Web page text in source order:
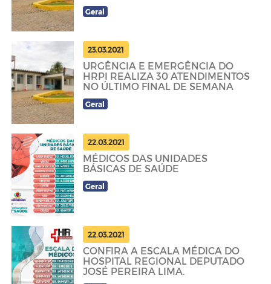
Geral
23.03.2021
URGÊNCIA E EMERGÊNCIA DO
HRPI REALIZA 30 ATENDIMENTOS
NO ÚLTIMO FINAL DE SEMANA
Geral
22.03.2021
MÉDICOS DAS UNIDADES
BÁSICAS DE SAÚDE
Geral
22.03.2021
CONFIRA A ESCALA MÉDICA DO
HOSPITAL REGIONAL DEPUTADO
JOSÉ PEREIRA LIMA.